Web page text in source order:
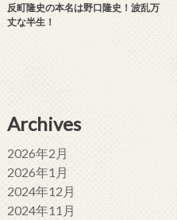
反町隆史の本名は野口隆史！波乱万
丈な半生！
Archives
2026年2月
2026年1月
2024年12月
2024年11月